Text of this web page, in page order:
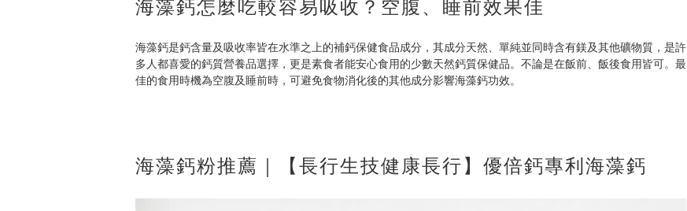
海藻鈣怎麼吃較容易吸收？空腹、睡前效果佳
海藻鈣是鈣含量及吸收率皆在水準之上的補鈣保健食品成分，其成分天然、單純並同時含有鎂及其他礦物質，是許
多人都喜愛的鈣質營養品選擇，更是素食者能安心食用的少數天然鈣質保健品。不論是在飯前、飯後食用皆可。最
佳的食用時機為空腹及睡前時，可避免食物消化後的其他成分影響海藻鈣功效。
海藻鈣粉推薦｜【長行生技健康長行】優倍鈣專利海藻鈣